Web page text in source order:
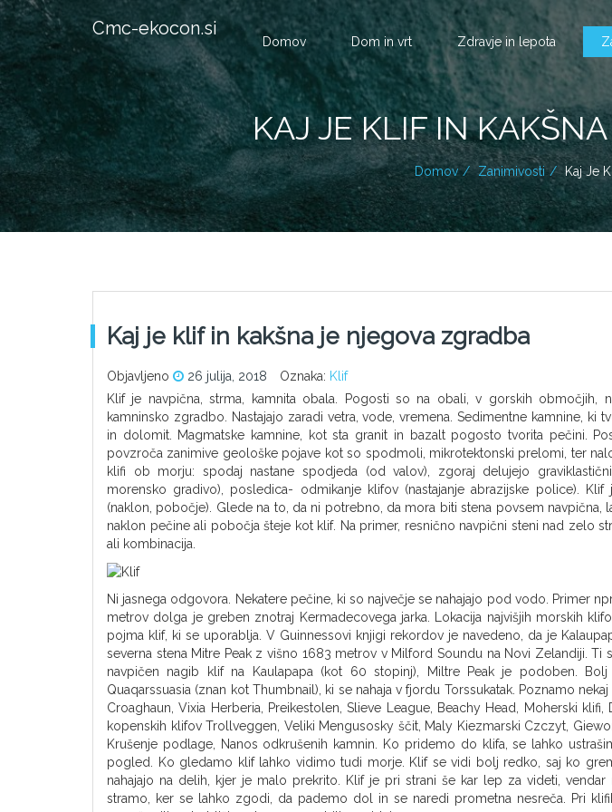
Cmc-ekocon.si
Domov Dom in vrt Zdravje in lepota
KAJ JE KLIF IN
Domov Zanimivosti Kaj Je
Kaj je klif in kakšna je njegova zgradba
Objavljeno 26 julija, 2018 Oznaka: Klif
Klif je navpična, strma, kamnita obala. Pogosti so na obali, v gorskih območjih,
kamninsko zgradbo. Nastajajo zaradi vetra, vode, vremena. Sedimentne kamnine, ki
in dolomit. Magmatske kamnine, kot sta granit in bazalt pogosto tvorita pečini.
povzroča zanimive geološke pojave kot so spodmoli, mikrotektonski prelomi, ter
klifi ob morju: spodaj nastane spodjeda (od valov), zgoraj delujejo
morensko gradivo), posledica- odmikanje klifov (nastajanje abrazijske police).
(naklon, pobočje). Glede na to, da ni potrebno, da mora biti stena povsem
naklon pečine ali pobočja šteje kot klif. Na primer, resnično navpični steni nad zelo
ali kombinacija.
Ni jasnega odgovora. Nekatere pečine, ki so največje se nahajajo pod vodo. Primer
metrov dolga je greben znotraj Kermadecovega jarka. Lokacija najvišjih morskih
pojma klif, ki se uporablja. V Guinnessovi knjigi rekordov je navedeno, da je
severna stena Mitre Peak z višno 1683 metrov v Milford Soundu na Novi Zelandiji.
navpičen nagib klif na Kaulapapa (kot 60 stopinj), Miltre Peak je podoben.
Quaqarssuasia (znan kot Thumbnail), ki se nahaja v fjordu Torssukatak. Poznamo
Croaghaun, Vixia Herberia, Preikestolen, Slieve League, Beachy Head, Moherski
kopenskih klifov Trollveggen, Veliki Mengusosky ščit, Maly Kiezmarski Czczyt,
Krušenje podlage, Nanos odkrušenih kamnin. Ko pridemo do klifa, se lahko
pogled. Ko gledamo klif lahko vidimo tudi morje. Klif se vidi bolj redko, saj ko
nahajajo na delih, kjer je malo prekrito. Klif je pri strani še kar lep za videti,
stramo, ker se lahko zgodi, da pademo dol in se naredi prometna nesreča. Pri